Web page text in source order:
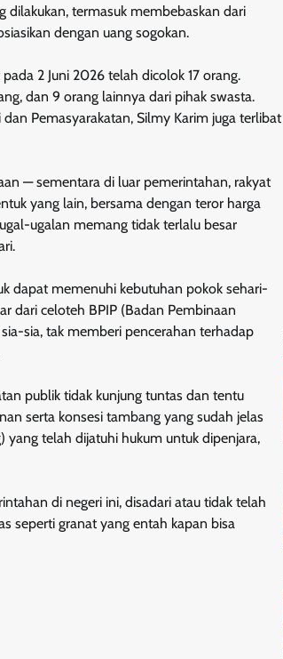
dilakukan, termasuk membebaskan dari
dengan uang sogokan.
2 Juni 2026 telah dicolok 17 orang.
dan 9 orang lainnya dari pihak swasta.
Pemasyarakatan, Silmy Karim juga terlibat
— sementara di luar pemerintahan, rakyat
yang lain, bersama dengan teror harga
ugalan memang tidak terlalu besar
dapat memenuhi kebutuhan pokok sehari-
dari celoteh BPIP (Badan Pembinaan
sia, tak memberi pencerahan terhadap
publik tidak kunjung tuntas dan tentu
serta konsesi tambang yang sudah jelas
yang telah dijatuhi hukum untuk dipenjara,
di negeri ini, disadari atau tidak telah
seperti granat yang entah kapan bisa